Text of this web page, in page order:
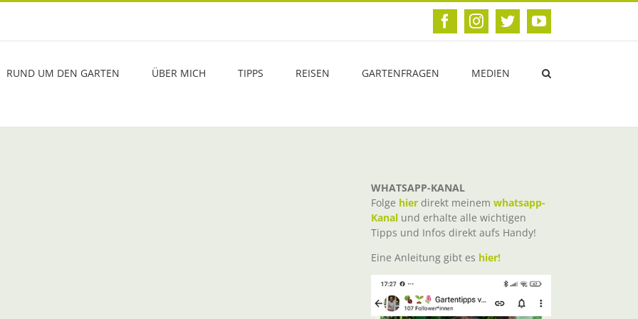
FacebookInstagram
TwitterYouTube
RUND UM DEN GARTEN ÜBER MICH TIPPS REISEN GARTENFRAGEN MEDIEN
WHATSAPP-KANAL
Folge hier direkt meinem whatsapp-
Kanal und erhalte alle wichtigen
Tipps und Infos direkt aufs Handy!
Eine Anleitung gibt es hier!